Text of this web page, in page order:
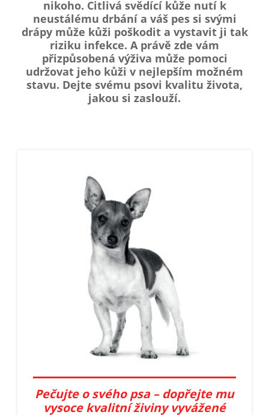
nikoho. Citlivá svědící kůže nutí k
neustálému drbání a váš pes si svými
drápy může kůži poškodit a vystavit ji tak
riziku infekce. A právě zde vám
přizpůsobená výživa může pomoci
udržovat jeho kůži v nejlepším možném
stavu. Dejte svému psovi kvalitu života,
jakou si zaslouží.
Pečujte o svého psa – dopřejte mu
vysoce kvalitní živiny vyvážené